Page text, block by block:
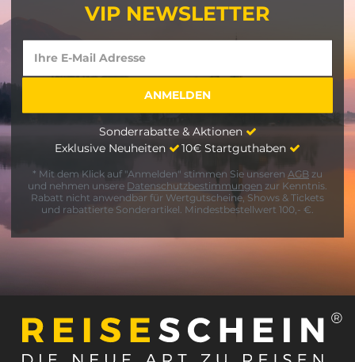
VIP NEWSLETTER
Sonderrabatte & Aktionen
Exklusive Neuheiten
10€ Startguthaben
* Mit dem Klick auf "Anmelden" stimmen Sie unseren AGB zu
und nehmen unsere Datenschutzbestimmungen zur Kenntnis.
Rabatt nicht anwendbar für Wertgutscheine, Shows & Tickets
und rabattierte Sonderartikel. Mindestbestellwert 100,- €.